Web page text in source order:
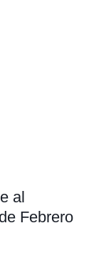
al
Febrero